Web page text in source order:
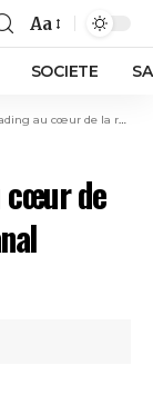
Aa
SOCIETE
reconquête de l’or artisanal congolais
cœur de